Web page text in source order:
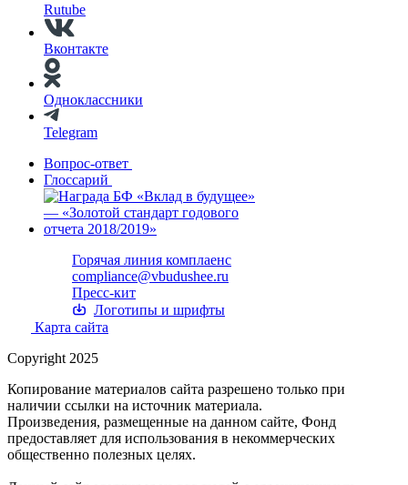
Rutube
Вконтакте
Одноклассники
Telegram
Вопрос-ответ
Глоссарий
Горячая линия комплаенс
compliance@vbudushee.ru
Пресс-кит
Логотипы и шрифты
Карта сайта
Copyright 2025
Копирование материалов сайта разрешено только при
наличии ссылки на источник материала.
Произведения, размещенные на данном сайте, Фонд
предоставляет для использования в некоммерческих
общественно полезных целях.